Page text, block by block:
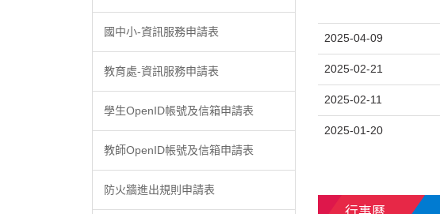
國中小-資訊服務申請表
教育處-資訊服務申請表
學生OpenID帳號及信箱申請表
教師OpenID帳號及信箱申請表
防火牆進出規則申請表
2025-04-09
2025-02-21
2025-02-11
2025-01-20